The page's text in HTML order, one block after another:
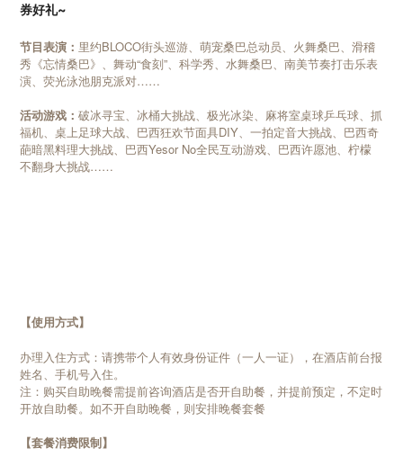
券好礼~
节目表演： 里约BLOCO街头巡游、萌宠桑巴总动员、火舞桑巴、滑稽
秀《忘情桑巴》、舞动“食刻”、科学秀、水舞桑巴、南美节奏打击乐表
演、荧光泳池朋克派对……
活动游戏：破冰寻宝、冰桶大挑战、极光冰染、麻将室桌球乒乓球、抓
福机、桌上足球大战、巴西狂欢节面具DIY、一拍定音大挑战、巴西奇
葩暗黑料理大挑战、巴西Yesor No全民互动游戏、巴西许愿池、柠檬
不翻身大挑战……
【使用方式】
办理入住方式：请携带个人有效身份证件（一人一证），在酒店前台报
姓名、手机号入住。
注：购买自助晚餐需提前咨询酒店是否开自助餐，并提前预定，不定时
开放自助餐。如不开自助晚餐，则安排晚餐套餐
【套餐消费限制】